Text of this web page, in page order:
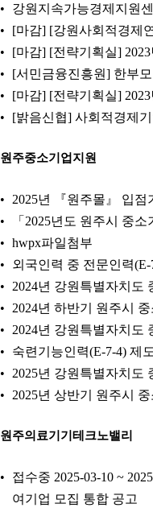
강원지속가능경제지원
[마감] [강원사회적경제
[마감] [전략기획실]
[서민금융진흥원] 한부
[마감] [전략기획실]
[밝음신협] 사회적경제
원주중소기업지원
2025년 『원주몰』 입점
「2025년도 원주시 중
hwpx파일첨부
외국인력 중 전문인력
2024년 강원특별자치도
2024년 하반기 원주시
2024년 강원특별자치도
숙련기능인력(E-7-4) 제
2025년 강원특별자치도
2025년 상반기 원주시
원주의료기기테크노밸리
접수중 2025-03-10 ~
여기업 모집 통합 공고